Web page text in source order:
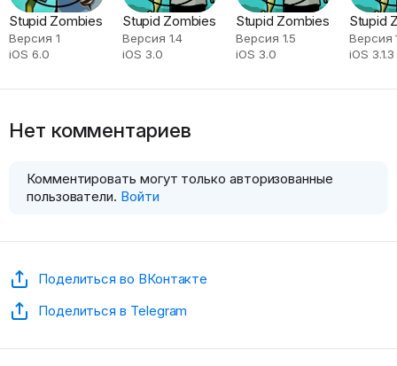
Stupid Zombies
Версия 1
iOS 6.0
Stupid Zombies
Версия 1.4
iOS 3.0
Stupid Zombies
Версия 1.5
iOS 3.0
Stupid
Версия
iOS 3.1.3
Нет комментариев
Комментировать могут только авторизованные
пользователи. Войти
Поделиться во ВКонтакте
Поделиться в Telegram